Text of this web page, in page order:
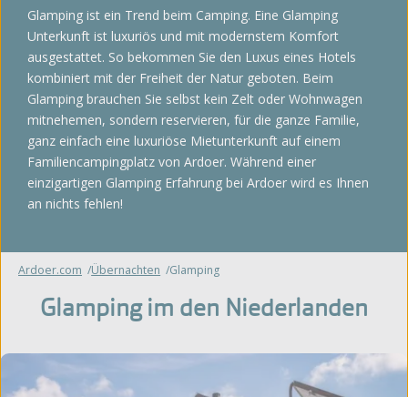
Glamping ist ein Trend beim Camping. Eine Glamping
Unterkunft ist luxuriös und mit modernstem Komfort
ausgestattet. So bekommen Sie den Luxus eines Hotels
kombiniert mit der Freiheit der Natur geboten. Beim
Glamping brauchen Sie selbst kein Zelt oder Wohnwagen
mitnehemen, sondern reservieren, für die ganze Familie,
ganz einfach eine luxuriöse Mietunterkunft auf einem
Familiencampingplatz von Ardoer. Während einer
einzigartigen Glamping Erfahrung bei Ardoer wird es Ihnen
an nichts fehlen!
Ardoer.com Übernachten Glamping
Glamping im den Niederlanden